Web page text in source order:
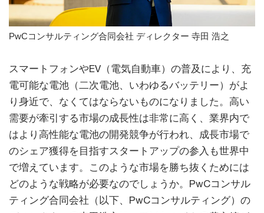
PwCコンサルティング合同会社 ディレクター 寺田 浩之
スマートフォンやEV（電気自動車）の普及により、充
電可能な電池（二次電池、いわゆるバッテリー）がよ
り身近で、なくてはならないものになりました。高い
需要が牽引する市場の成長性は非常に高く、業界内で
はより高性能な電池の開発競争が行われ、成長市場で
のシェア獲得を目指すスタートアップの参入も世界中
で増えています。このような市場を勝ち抜くためには
どのような戦略が必要なのでしょうか。PwCコンサル
ティング合同会社（以下、PwCコンサルティング）の